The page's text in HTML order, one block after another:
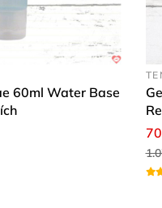
sở hữu sự trơn tru
60ml Water Base